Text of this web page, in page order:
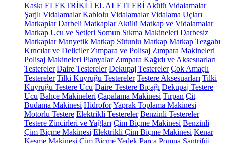
Kaskı ELEKTRİKLİ EL ALETLERİ Akülü Vidalamalar
Şarjlı Vidalamalar Kablolu Vidalamalar Vidalama Uçları
Matkaplar Darbeli Matkaplar Akülü Matkap ve Vidalamalar
Matkap Ucu ve Setleri Somun Sıkma Makineleri Darbesiz
Matkaplar Manyetik Matkap Sütunlu Matkap Matkap Tezgahı
Kırıcılar ve Deliciler Zımpara ve Polisaj Zımpara Makineleri
Polisaj Makineleri Planyalar Zımpara Kağıdı ve Aksesuarları
Testereler Daire Testereler Dekupaj Testereler Çok Amaçlı
Testereler Tilki Kuyruğu Testereler Testere Aksesuarları Tilki
Kuyruğu Testere Ucu Daire Testere Bıçağı Dekupaj Testere
Ucu Bahçe Makineleri Çapalama Makinesi Tırpan Çit
Budama Makinesi HidroforYaprak Toplama Makinesi
Motorlu Testere Elektrikli Testereler Benzinli Testereler
Testere Zincirleri ve Yağları Çim Biçme Makinesi Benzinli
Çim Biçme Makinesi Elektrikli Çim Biçme Makinesi Kenar
Kesme Makinesi Çim Biçme Yedek Parça Pompa Santrifüj